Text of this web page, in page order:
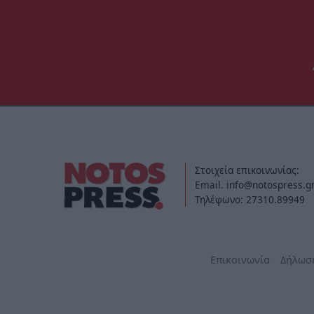
Στοιχεία επικοινωνίας:
Email. info@notospress.gr
Τηλέφωνο: 27310.89949
Επικοινωνία